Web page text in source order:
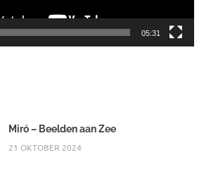
05:31
Miró – Beelden aan Zee
21 OKTOBER 2024